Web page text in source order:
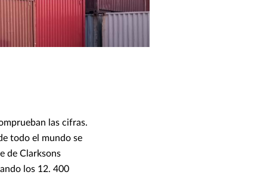
las cifras.
todo el mundo se
de Clarksons
los 12. 400